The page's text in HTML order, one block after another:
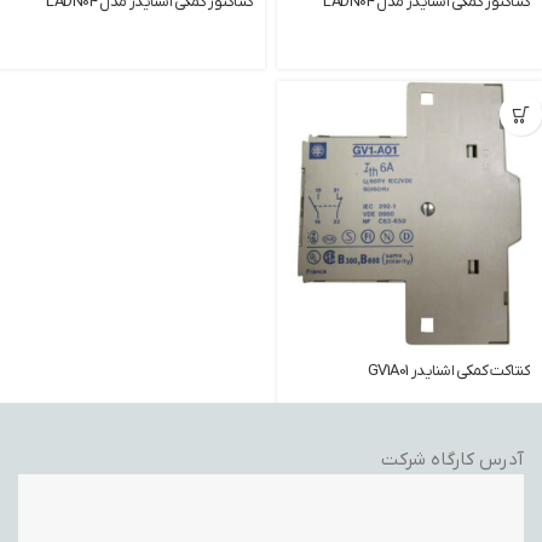
کنتاکت کمکی اشنایدر GV1A01
آدرس کارگاه شرکت